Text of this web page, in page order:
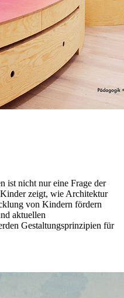
ist nicht nur eine Frage der
zeigt, wie Architektur
von Kindern fördern
aktuellen
Gestaltungsprinzipien für